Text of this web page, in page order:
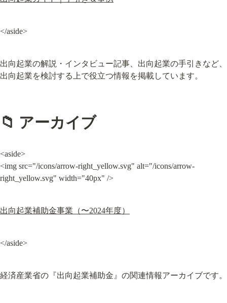
</aside>
出向起業の解説・インタビュー記事、出向起業の手引きなど、
出向起業を検討する上で役立つ情報を掲載しています。
📁 アーカイブ
<aside>
<img src="/icons/arrow-right_yellow.svg" alt="/icons/arrow-
right_yellow.svg" width="40px" />
出向起業補助金事業（〜2024年度）
</aside>
経済産業省の『出向起業補助金』の関連情報アーカイブです。